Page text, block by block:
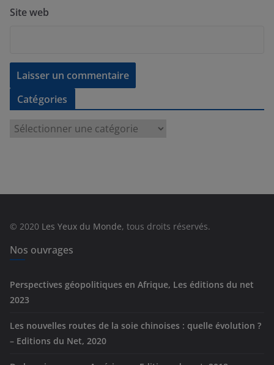
Site web
Catégories
e
s
© 2020 Les Yeux du Monde, tous droits réservés.
Nos ouvrages
Perspectives géopolitiques en Afrique, Les éditions du net
2023
Les nouvelles routes de la soie chinoises : quelle évolution ?
– Editions du Net, 2020